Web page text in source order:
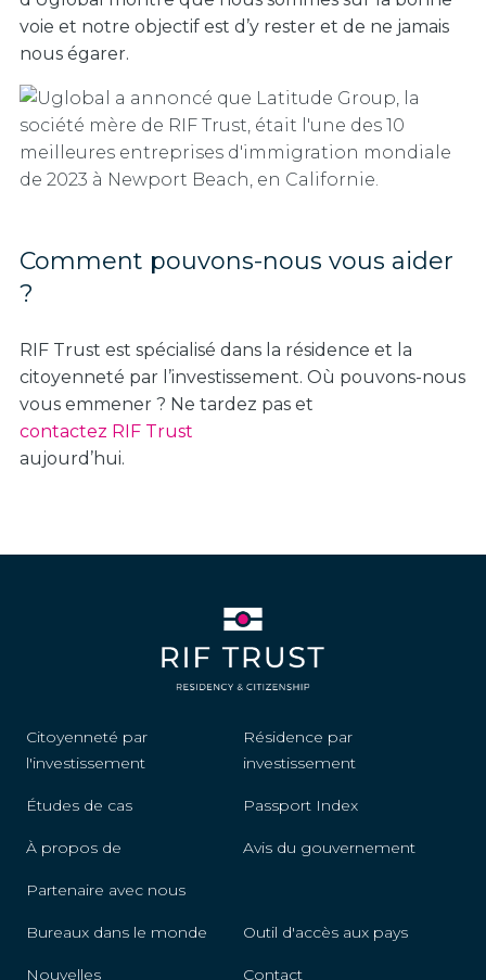
voie et notre objectif est d’y rester et de ne jamais
nous égarer.
Comment pouvons-nous vous aider
?
RIF Trust est spécialisé dans la résidence et la
citoyenneté par l’investissement. Où pouvons-nous
vous emmener ? Ne tardez pas et
contactez RIF Trust
aujourd’hui.
Citoyenneté par
l'investissement
Résidence par
investissement
Études de cas Passport Index
À propos de Avis du gouvernement
Partenaire avec nous
Bureaux dans le monde Outil d'accès aux pays
Nouvelles Contact